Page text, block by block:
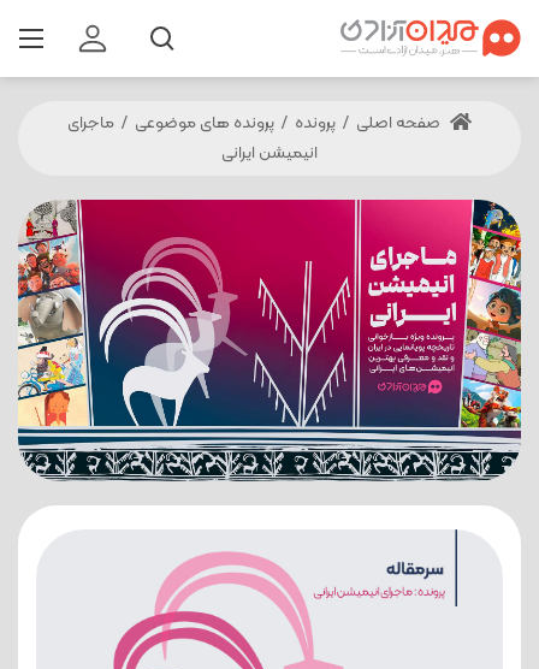
صفحه اصلی / پرونده / پرونده های موضوعی / ماجرای
انیمیشن ایرانی